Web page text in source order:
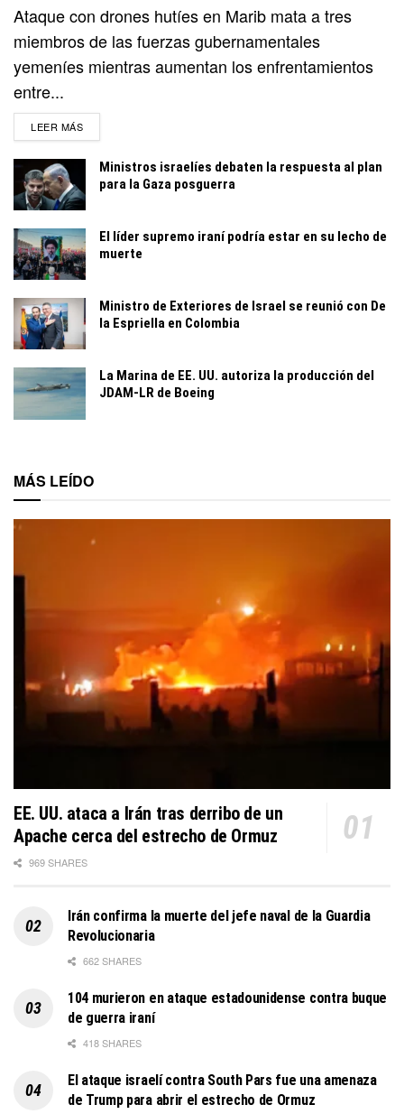
Ataque con drones hutíes en Marib mata a tres
miembros de las fuerzas gubernamentales
yemeníes mientras aumentan los enfrentamientos
entre...
LEER MÁSDETAILS
Ministros israelíes debaten la respuesta al plan
para la Gaza posguerra
El líder supremo iraní podría estar en su lecho de
muerte
Ministro de Exteriores de Israel se reunió con De
la Espriella en Colombia
La Marina de EE. UU. autoriza la producción del
JDAM-LR de Boeing
MÁS LEÍDO
EE. UU. ataca a Irán tras derribo de un
Apache cerca del estrecho de Ormuz
969 SHARES
Irán confirma la muerte del jefe naval de la Guardia
Revolucionaria
662 SHARES
104 murieron en ataque estadounidense contra buque
de guerra iraní
418 SHARES
El ataque israelí contra South Pars fue una amenaza
de Trump para abrir el estrecho de Ormuz